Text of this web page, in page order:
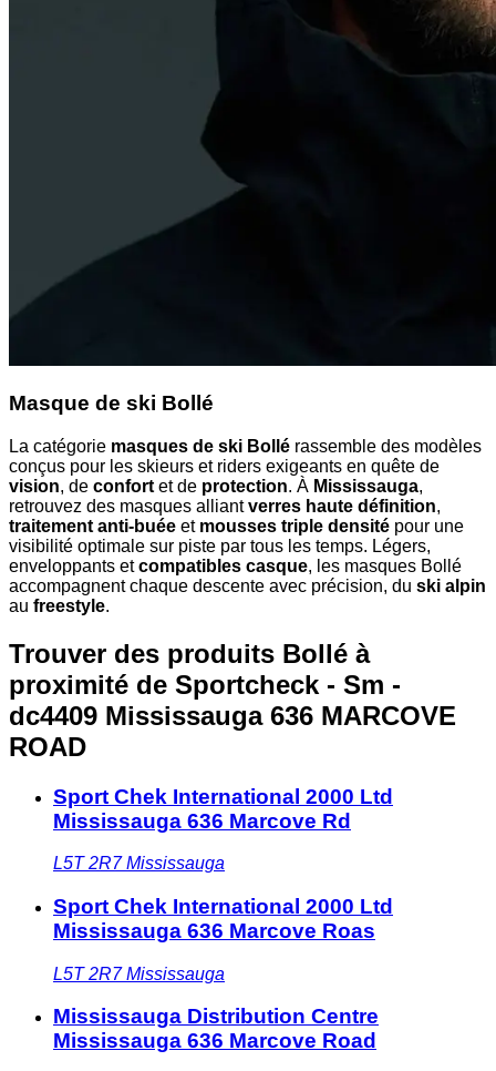
Masque de ski Bollé
La catégorie masques de ski Bollé rassemble des modèles
conçus pour les skieurs et riders exigeants en quête de
vision, de confort et de protection. À Mississauga,
retrouvez des masques alliantverres haute définition,
traitement anti-buée et mousses triple densité pour une
visibilité optimale sur piste par tous les temps. Légers,
enveloppants etcompatibles casque, les masques Bollé
accompagnent chaque descente avec précision, du ski alpin
au freestyle.
Trouver des produits Bollé à
proximité de Sportcheck - Sm -
dc4409 Mississauga 636 MARCOVE
ROAD
Sport Chek International 2000 Ltd
Mississauga 636 Marcove Rd
L5T 2R7 Mississauga
Sport Chek International 2000 Ltd
Mississauga 636 Marcove Roas
L5T 2R7 Mississauga
Mississauga Distribution Centre
Mississauga 636 Marcove Road